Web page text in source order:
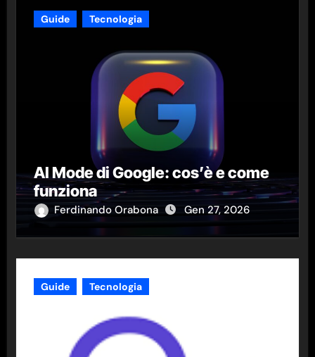
Guide Tecnologia
AI Mode di Google: cos’è e come
funziona
Ferdinando Orabona Gen 27, 2026
Guide Tecnologia